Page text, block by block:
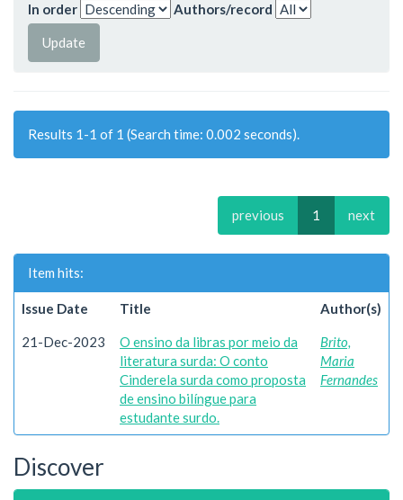
In order
Authors/record
Results 1-1 of 1 (Search time: 0.002 seconds).
previous 1 next
Item hits:
Issue Date Title Author(s)
21-Dec-2023
O ensino da libras por meio da
literatura surda: O conto
Cinderela surda como proposta
de ensino bilíngue para
estudante surdo.
Brito,
Maria
Fernandes
Discover